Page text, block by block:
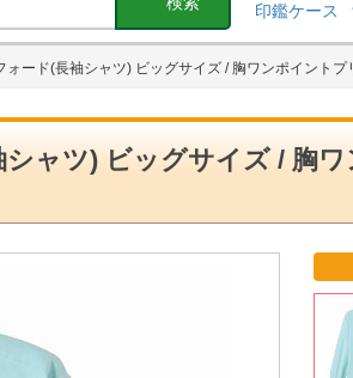
印鑑ケース
ォード(長袖シャツ) ビッグサイズ / 胸ワンポイントプ
ャツ) ビッグサイズ / 胸ワ